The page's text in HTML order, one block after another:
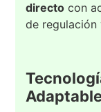
directo con
de regulación